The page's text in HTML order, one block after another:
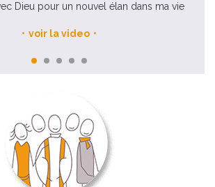
Dieu pour un nouvel élan dans ma vie
voir la video